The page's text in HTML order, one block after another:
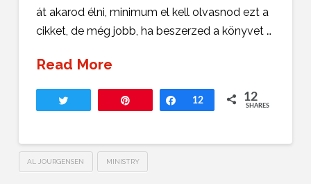
át akarod élni, minimum el kell olvasnod ezt a
cikket, de még jobb, ha beszerzed a könyvet …
Read More
Share
12 12
SHARES
AL JOURGENSEN MINISTRY